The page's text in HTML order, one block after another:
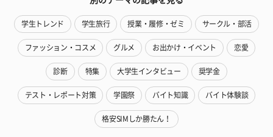
学生トレンド 学生旅行 授業・履修・ゼミ サークル・部活
ファッション・コスメ グルメ お出かけ・イベント 恋愛
診断 特集 大学生インタビュー 奨学金
テスト・レポート対策 学園祭 バイト知識 バイト体験談
格安SIMしか勝たん！